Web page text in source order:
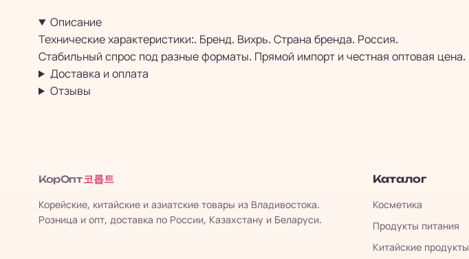
Описание
Технические характеристики:. Бренд. Вихрь. Страна бренда. Россия.
Стабильный спрос под разные форматы. Прямой импорт и честная оптовая цена.
Доставка и оплата
Отзывы
КорОпт 코롭트
Корейские, китайские и азиатские товары из Владивостока.
Розница и опт, доставка по России, Казахстану и Беларуси.
Каталог
Косметика
Продукты питания
Китайские продукты